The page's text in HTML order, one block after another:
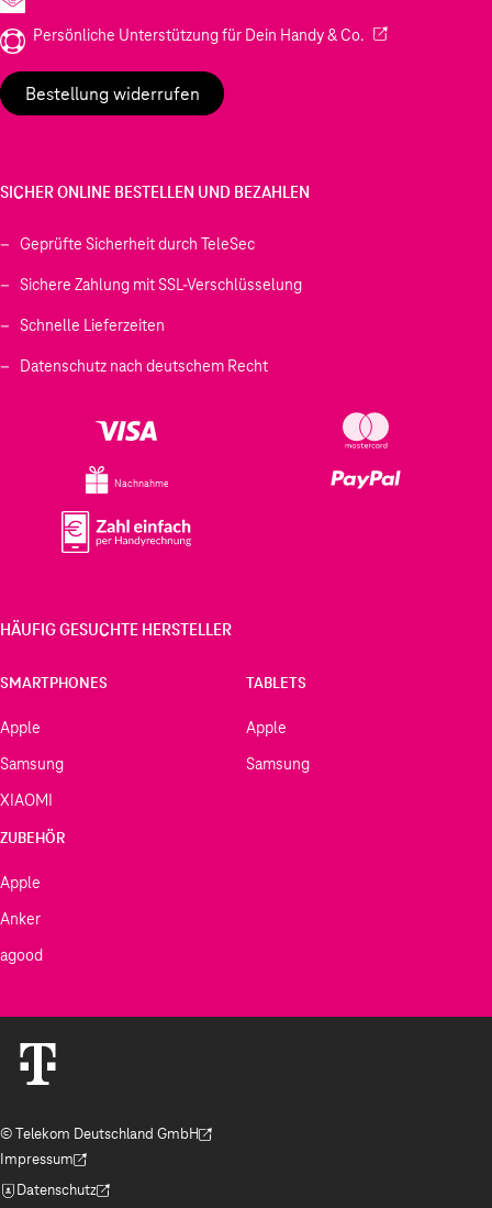
Persönliche Unterstützung für Dein Handy & Co. (Wird in einem
Bestellung widerrufen
SICHER ONLINE BESTELLEN UND BEZAHLEN
Geprüfte Sicherheit durch TeleSec
Sichere Zahlung mit SSL-Verschlüsselung
Schnelle Lieferzeiten
Datenschutz nach deutschem Recht
Nachnahme
HÄUFIG GESUCHTE HERSTELLER
SMARTPHONES
Apple
Samsung
XIAOMI
TABLETS
Apple
Samsung
ZUBEHÖR
Apple
Anker
agood
© Telekom Deutschland GmbH
(Der Link wird in einem neuen Tab geöffnet)
Impressum
(Der Link wird in einem neuen Tab geöffnet)
Datenschutz
(Der Link wird in einem neuen Tab geöffnet)